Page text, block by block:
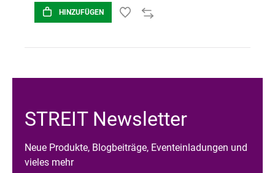
HINZUFÜGEN
STREIT Newsletter
Neue Produkte, Blogbeiträge, Eventeinladungen und
vieles mehr